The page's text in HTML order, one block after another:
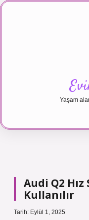
Yaşam
Audi Q2
Kullanılır
Tarih: Eylül 1, 2025